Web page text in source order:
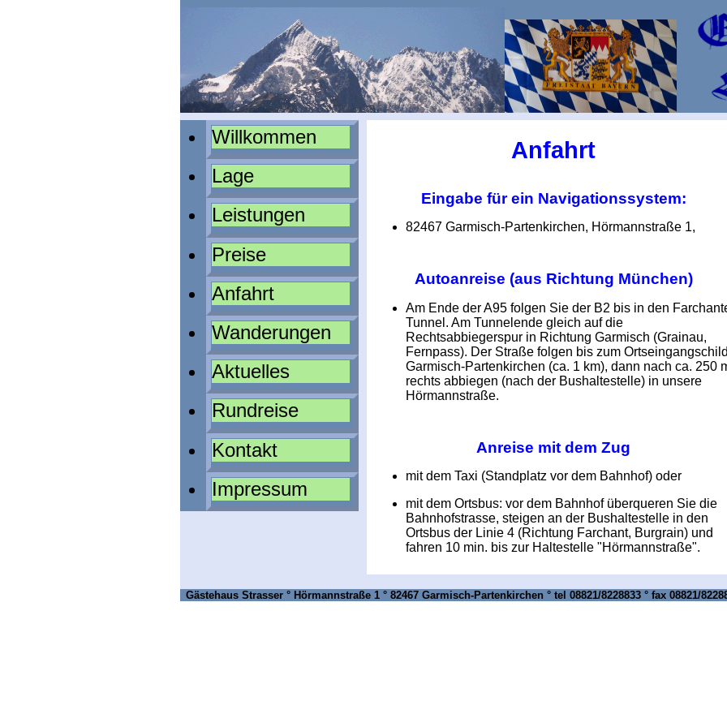
Willkommen
Lage
Leistungen
Preise
Anfahrt
Wanderungen
Aktuelles
Rundreise
Kontakt
Impressum
Anfahrt
Eingabe für ein Navigationssystem:
82467 Garmisch-Partenkirchen, Hörmannstraße 1,
Autoanreise (aus Richtung München)
Am Ende der A95 folgen Sie der B2 bis in den
Tunnel. Am Tunnelende gleich auf die
Rechtsabbiegerspur in Richtung Garmisch (Grainau,
Fernpass). Der Straße folgen bis zum
Garmisch-Partenkirchen (ca. 1 km), dann nach ca. 250
rechts abbiegen (nach der Bushaltestelle) in unsere
Hörmannstraße.
Anreise mit dem Zug
mit dem Taxi (Standplatz vor dem Bahnhof) oder
mit dem Ortsbus: vor dem Bahnhof überqueren Sie die
Bahnhofstrasse, steigen an der Bushaltestelle in den
Ortsbus der Linie 4 (Richtung Farchant, Burgrain) und
fahren 10 min. bis zur Haltestelle "Hörmannstraße".
Gästehaus Strasser ° Hörmannstraße 1 ° 82467 Garmisch-Partenkirchen ° tel 08821/8228833 ° fax 08821/